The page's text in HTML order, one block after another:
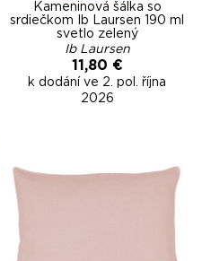
Kameninová šálka so
srdiečkom Ib Laursen 190 ml
svetlo zelený
Ib Laursen
11,80 €
k dodání ve 2. pol. října
2026